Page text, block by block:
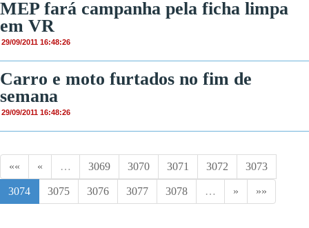
MEP fará campanha pela ficha limpa
em VR
29/09/2011 16:48:26
Carro e moto furtados no fim de
semana
29/09/2011 16:48:26
«« « … 3069 3070 3071 3072 3073
3074 3075 3076 3077 3078 … » »»